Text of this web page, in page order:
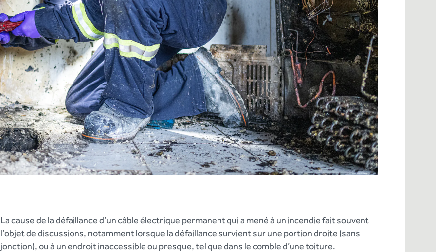
La cause de la défaillance d’un câble électrique permanent qui a mené à un incendie fait souvent
l’objet de discussions, notamment lorsque la défaillance survient sur une portion droite (sans
jonction), ou à un endroit inaccessible ou presque, tel que dans le comble d’une toiture.